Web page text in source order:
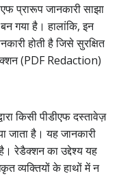
प्रारूप जानकारी साझा
गया है। हालांकि, इन
होती है जिसे सुरक्षित
(PDF Redaction)
किसी पीडीएफ दस्तावेज़
जाता है। यह जानकारी
रेडैक्शन का उद्देश्य यह
व्यक्तियों के हाथों में न